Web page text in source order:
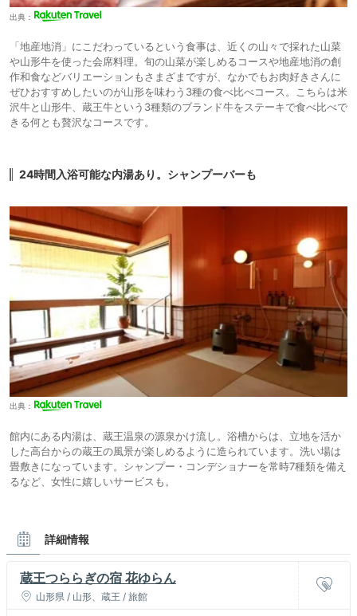
出典：
「地産地消」にこだわっているという食事は、近くの山々で採れた山菜
や山形牛を使った会席料理。旬の山菜が楽しめるコースや地産地消の創
作和食などバリエーションもさまざまですが、なかでもお肉好きさんに
ぜひおすすめしたいのが山形を味わう3種の食べ比べコース。こちらは米
沢牛と山形牛、蔵王牛という3種類のブランド牛をステーキで食べ比べで
きる何とも贅沢なコースです。
24時間入浴可能な内湯あり。シャンプーバーも
出典：
館内にある内湯は、蔵王温泉の源泉かけ流し。浴槽からは、立地を活か
した高台からの蔵王の風景が楽しめるように造られています。洗い場は
畳敷きになっています。シャンプー・コンデショナーを常時7種類を備え
るなど、女性に嬉しいサービスも。
詳細情報
蔵王つららぎの宿 花ゆらん
山形県 / 山形、蔵王 / 旅館